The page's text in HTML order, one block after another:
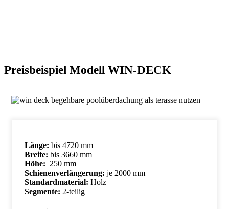
Preisbeispiel Modell WIN-DECK
Länge: bis 4720 mm
Breite: bis 3660 mm
Höhe: 250 mm
Schienenverlängerung: je 2000 mm
Standardmaterial: Holz
Segmente: 2-teilig